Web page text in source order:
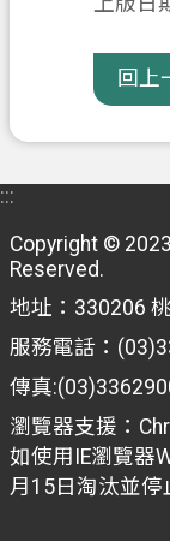
回上
:::
Copyright ©
Reserved.
地址：330206
服務電話：
傳真
瀏覽器支援：
如使用IE瀏覽器
月15日淘汰並停